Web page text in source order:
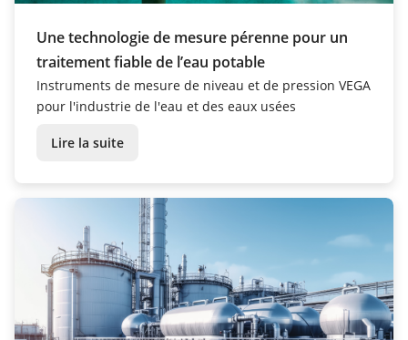
Une technologie de mesure pérenne pour un
traitement fiable de l’eau potable
Instruments de mesure de niveau et de pression VEGA
pour l'industrie de l'eau et des eaux usées
Lire la suite